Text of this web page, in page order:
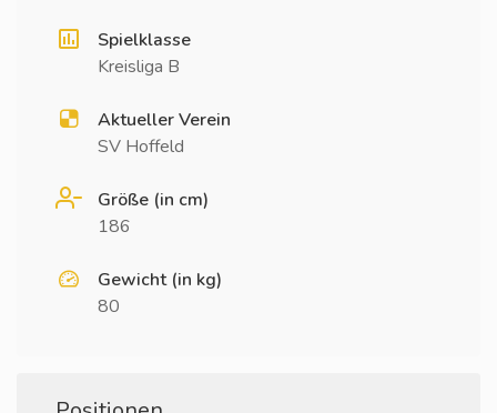
Spielklasse
Kreisliga B
Aktueller Verein
SV Hoffeld
Größe (in cm)
186
Gewicht (in kg)
80